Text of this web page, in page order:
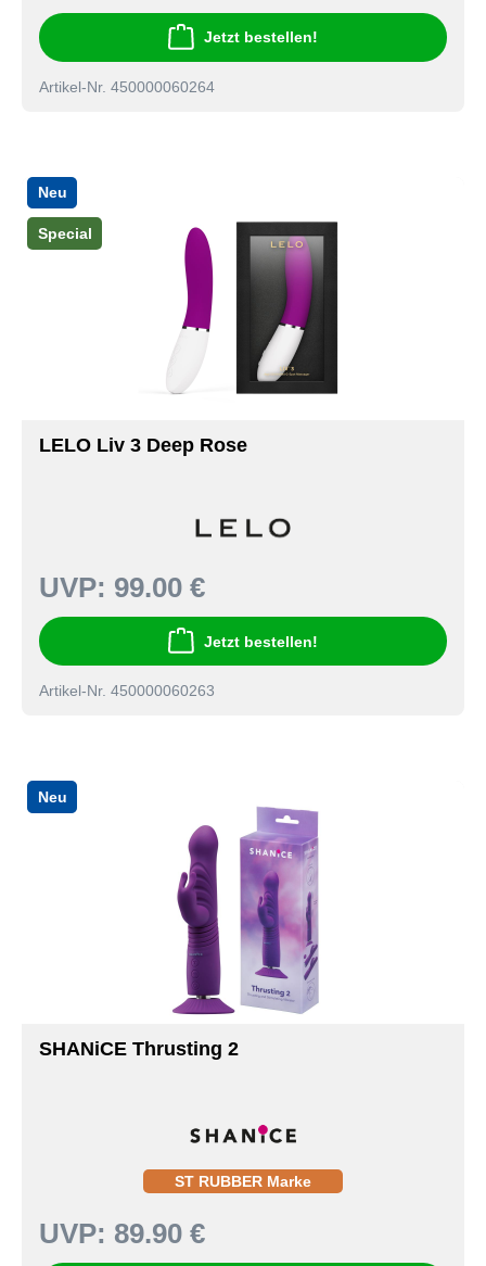
Jetzt bestellen!
Artikel-Nr. 450000060264
Neu
Special
LELO Liv 3 Deep Rose
UVP: 99.00 €
Jetzt bestellen!
Artikel-Nr. 450000060263
Neu
SHANiCE Thrusting 2
ST RUBBER Marke
UVP: 89.90 €